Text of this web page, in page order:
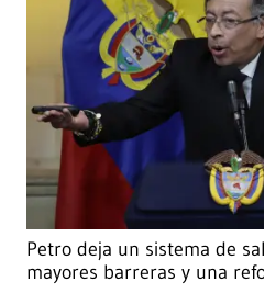
Petro deja un sistema de
mayores barreras y una